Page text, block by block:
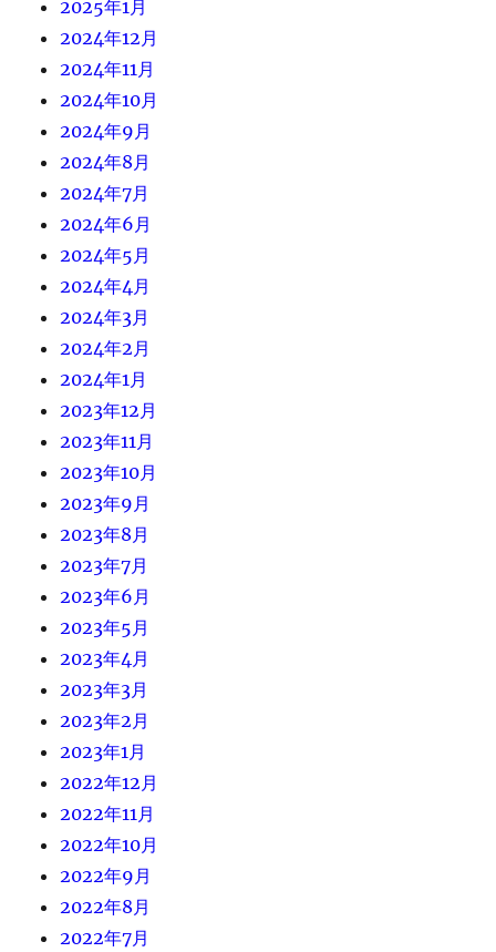
2025年1月
2024年12月
2024年11月
2024年10月
2024年9月
2024年8月
2024年7月
2024年6月
2024年5月
2024年4月
2024年3月
2024年2月
2024年1月
2023年12月
2023年11月
2023年10月
2023年9月
2023年8月
2023年7月
2023年6月
2023年5月
2023年4月
2023年3月
2023年2月
2023年1月
2022年12月
2022年11月
2022年10月
2022年9月
2022年8月
2022年7月